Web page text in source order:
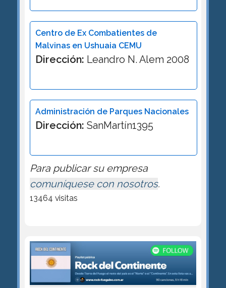
Centro de Ex Combatientes de
Malvinas en Ushuaia CEMU
Dirección: Leandro N. Alem 2008
Administración de Parques Nacionales
Dirección: SanMartín1395
Para publicar su empresa
comuníquese con nosotros.
13464 visitas